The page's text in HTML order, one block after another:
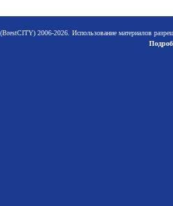
2006-2026. Использование материалов